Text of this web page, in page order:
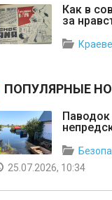
Как в
за
ПОПУЛЯРНЫЕ
Паводок
25.07.2026, 10:34